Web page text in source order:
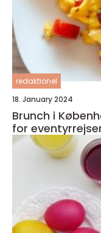
redaktionel
18. January 2024
Brunch i
for